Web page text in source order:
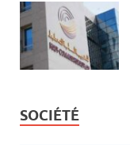
SOCIÉTÉ